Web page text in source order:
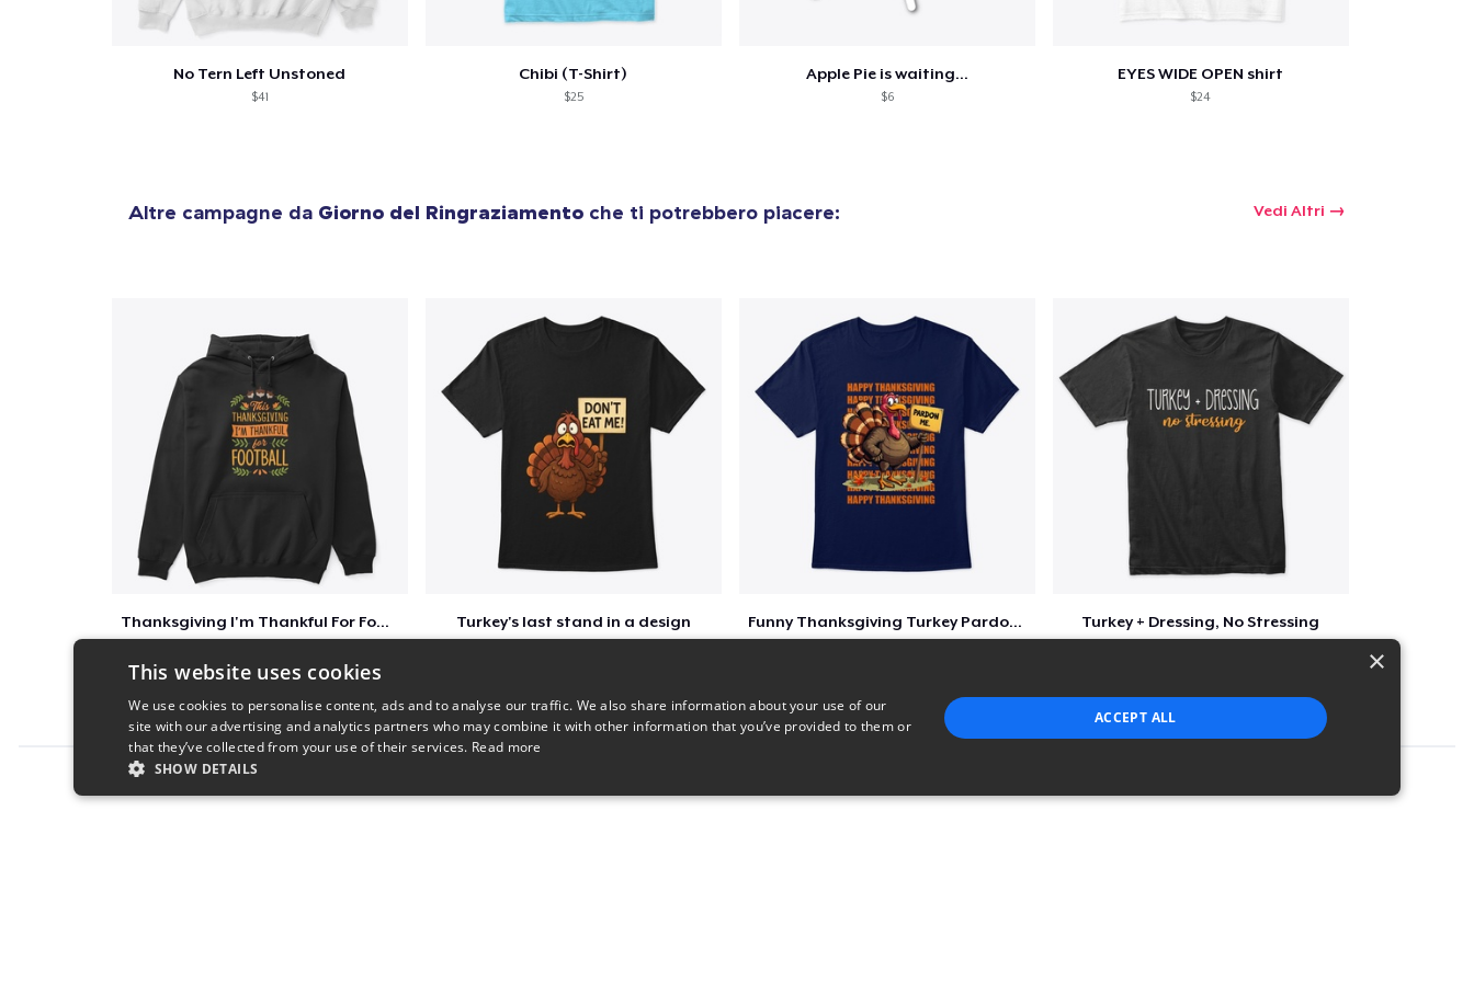
No Tern Left Unstoned
$41
Chibi (T-Shirt)
$25
Apple Pie is waiting...
$6
EYES WIDE OPEN shirt
$24
Altre campagne da Giorno del Ringraziamento che ti potrebbero piacere: Vedi Altri
Thanksgiving I'm Thankful For Football Turkey's last stand in a design Funny Thanksgiving Turkey Pardon Tee Turkey + Dressing, No Stressing
×
This website uses cookies
We use cookies to personalise content, ads and to analyse our traffic. We also share information about your use of our
site with our advertising and analytics partners who may combine it with other information that you’ve provided to them or
that they’ve collected from your use of their services. Read more
SHOW DETAILS
ACCEPT ALL